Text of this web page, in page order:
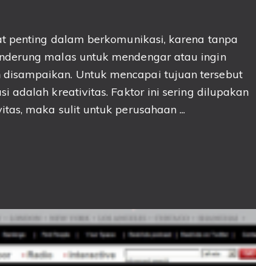
penting dalam berkomunikasi, karena tanpa
malas untuk mendengar atau ingin
Untuk mencapai tujuan tersebut
adalah kreativitas. Faktor ini sering dilupakan
maka sulit untuk perusahaan ...